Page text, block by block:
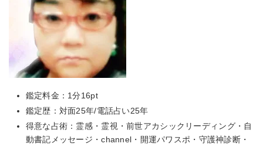
鑑定料金：1分16pt
鑑定歴：対面25年/電話占い25年
得意な占術：霊感・霊視・前世アカシックリーディング・自
動書記メッセージ・channel・開運パワスポ・守護神診断・